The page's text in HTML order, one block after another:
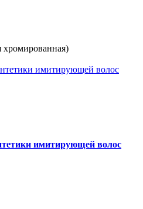
хромированная)
имитирующей волос